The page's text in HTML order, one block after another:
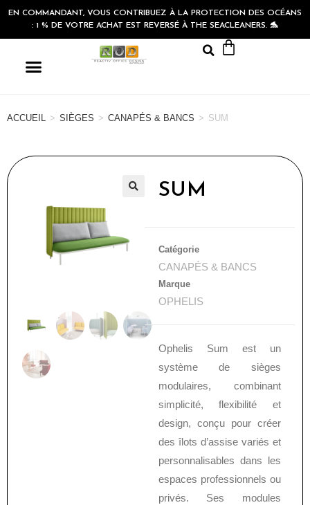
EN COMMANDANT, VOUS CONTRIBUEZ À LA PROTECTION DES OCÉANS
: 1 % DE VOTRE ACHAT EST REVERSÉ À THE SEACLEANERS. 🐬
ACCUEIL > SIÈGES > CANAPÉS & BANCS > SUM
SUM
Catégorie
CANAPÉS & BANCS
Marque
OPHELIS
Ophelis Sum est un
système de sièges
modulaires, combinant
simplicité, flexibilité et
design, conçu pour créer
des îlots d’assise variés et
personnalisables dans les
espaces professionnels ou
privés. Ses modules